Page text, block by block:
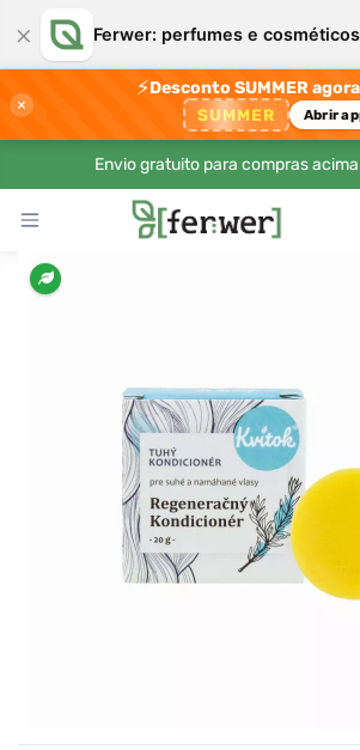
× Ferwer: perfumes e cosméticos
×
⚡Desconto SUMMER
SUMMER Abrir
Envio gratuito para compras